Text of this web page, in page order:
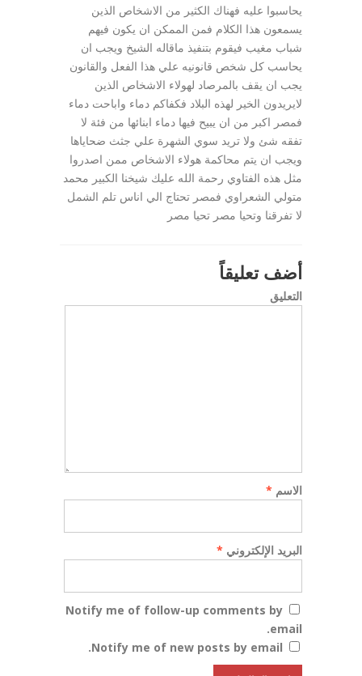
يحاسبوا عليه فهناك الكثير من الاشخاص الذين
يسمعون هذا الكلام فمن الممكن ان يكون فيهم
شباب مغيب فيقوم بتنفيذ ماقاله الشيخ ويجب ان
يحاسب كل شخص قانونيه علي هذا الفعل والقانون
يجب ان يقف بالمرصاد لهولاء الاشخاص الذين
لايريدون الخير لهذه البلاد فكفاكم دماء واباحت دماء
فمصر اكبر من ان يبيح فيها دماء ابنائها من فئة لا
تفقه شئ ولا تريد سوي الشهرة علي جثث ضحاياها
ويجب ان يتم محاكمة هولاء الاشخاص ممن اصدروا
مثل هذه الفتاوي رحمة الله عليك شيخنا الكبير محمد
متولي الشعراوي فمصر تحتاج الي اناس تلم الشمل
لا تفرقنا وتحيا مصر تحيا مصر
أضف تعليقاً
التعليق
الاسم *
البريد الإلكتروني *
Notify me of follow-up comments by
email.
Notify me of new posts by email.